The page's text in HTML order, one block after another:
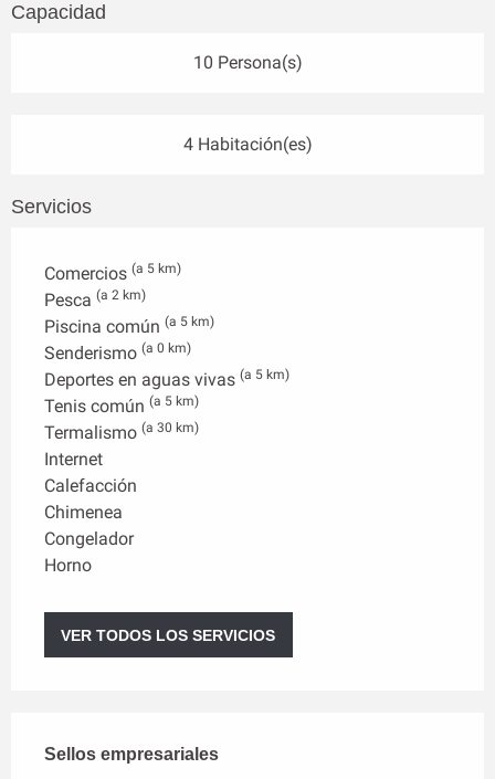
Capacidad
10 Persona(s)
4 Habitación(es)
Servicios
Comercios (a 5 km)
Pesca (a 2 km)
Piscina común (a 5 km)
Senderismo (a 0 km)
Deportes en aguas vivas (a 5 km)
Tenis común (a 5 km)
Termalismo (a 30 km)
Internet
Calefacción
Chimenea
Congelador
Horno
VER TODOS LOS SERVICIOS
Sellos empresariales
Sellos empresariales